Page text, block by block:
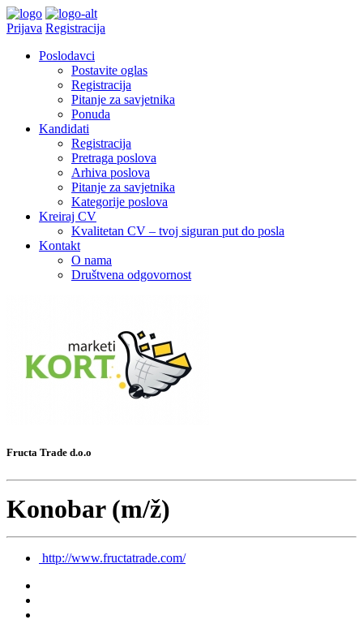
Prijava Registracija
Poslodavci
Postavite oglas
Registracija
Pitanje za savjetnika
Ponuda
Kandidati
Registracija
Pretraga poslova
Arhiva poslova
Pitanje za savjetnika
Kategorije poslova
Kreiraj CV
Kvalitetan CV – tvoj siguran put do posla
Kontakt
O nama
Društvena odgovornost
Fructa Trade d.o.o
Konobar (m/ž)
http://www.fructatrade.com/